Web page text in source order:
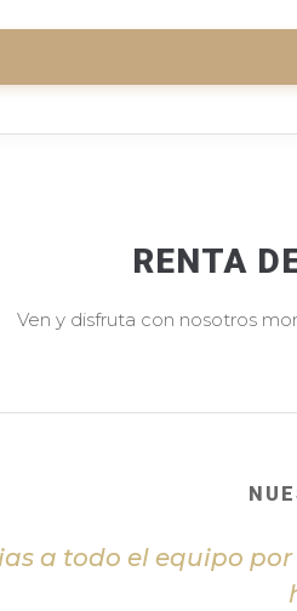
RENTA
Ven y disfruta con nosotros
a todo el equipo